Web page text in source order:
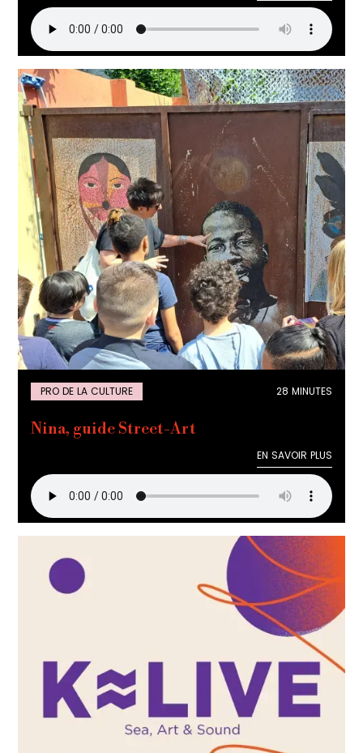
EN SAVOIR PLUS
PRO DE LA CULTURE 28 MINUTES
Nina, guide Street-Art
EN SAVOIR PLUS
EN SAVOIR PLUS